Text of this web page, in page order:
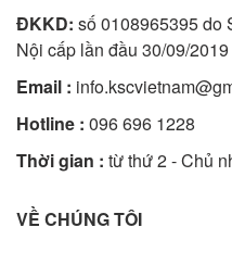
ĐKKD: số 0108965395 do
Nội cấp lần đầu 30/09/2019
Email :
Hotline : 096 696 1228
Thời gian : từ thứ 2 - Chủ
VỀ CHÚNG TÔI